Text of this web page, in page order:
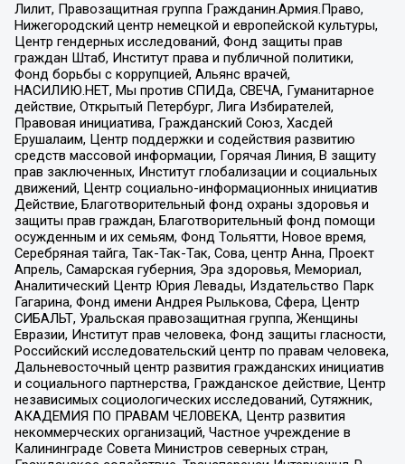
Лилит, Правозащитная группа Гражданин.Армия.Право,
Нижегородский центр немецкой и европейской культуры,
Центр гендерных исследований, Фонд защиты прав
граждан Штаб, Институт права и публичной политики,
Фонд борьбы с коррупцией, Альянс врачей,
НАСИЛИЮ.НЕТ, Мы против СПИДа, СВЕЧА, Гуманитарное
действие, Открытый Петербург, Лига Избирателей,
Правовая инициатива, Гражданский Союз, Хасдей
Ерушалаим, Центр поддержки и содействия развитию
средств массовой информации, Горячая Линия, В защиту
прав заключенных, Институт глобализации и социальных
движений, Центр социально-информационных инициатив
Действие, Благотворительный фонд охраны здоровья и
защиты прав граждан, Благотворительный фонд помощи
осужденным и их семьям, Фонд Тольятти, Новое время,
Серебряная тайга, Так-Так-Так, Сова, центр Анна, Проект
Апрель, Самарская губерния, Эра здоровья, Мемориал,
Аналитический Центр Юрия Левады, Издательство Парк
Гагарина, Фонд имени Андрея Рылькова, Сфера, Центр
СИБАЛЬТ, Уральская правозащитная группа, Женщины
Евразии, Институт прав человека, Фонд защиты гласности,
Российский исследовательский центр по правам человека,
Дальневосточный центр развития гражданских инициатив
и социального партнерства, Гражданское действие, Центр
независимых социологических исследований, Сутяжник,
АКАДЕМИЯ ПО ПРАВАМ ЧЕЛОВЕКА, Центр развития
некоммерческих организаций, Частное учреждение в
Калининграде Совета Министров северных стран,